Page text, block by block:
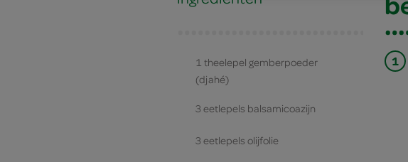
1 theelepel gemberpoeder
(djahé)
3 eetlepels balsamicoazijn
3 eetlepels olijfolie
1